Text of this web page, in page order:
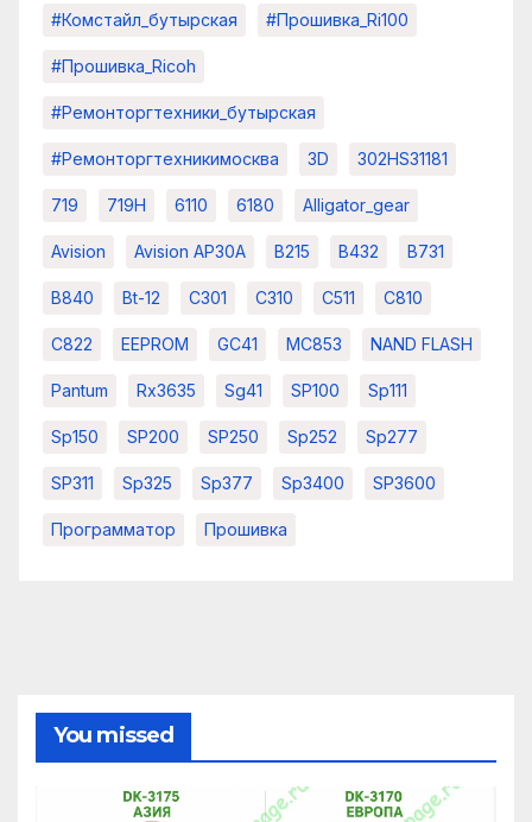
#комстайл_бутырская #прошивка_Ri100
#прошивка_Ricoh
#ремонторгтехники_бутырская
#ремонторгтехникимосква 3D 302HS31181
719 719H 6110 6180 Alligator_gear
Avision Avision AP30A B215 B432 B731
B840 Bt-12 C301 C310 C511 C810
C822 EEPROM GC41 MC853 NAND FLASH
Pantum Rx3635 Sg41 SP100 Sp111
Sp150 SP200 SP250 Sp252 Sp277
SP311 Sp325 Sp377 Sp3400 SP3600
Программатор Прошивка
You missed